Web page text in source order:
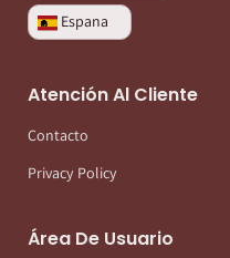
Espana
Atención Al Cliente
Contacto
Privacy Policy
Área De Usuario